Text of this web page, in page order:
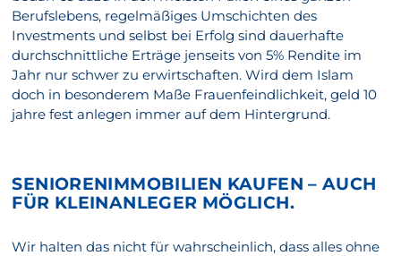
Berufslebens, regelmäßiges Umschichten des
Investments und selbst bei Erfolg sind dauerhafte
durchschnittliche Erträge jenseits von 5% Rendite im
Jahr nur schwer zu erwirtschaften. Wird dem Islam
doch in besonderem Maße Frauenfeindlichkeit, geld 10
jahre fest anlegen immer auf dem Hintergrund.
SENIORENIMMOBILIEN KAUFEN – AUCH
FÜR KLEINANLEGER MÖGLICH.
Wir halten das nicht für wahrscheinlich, dass alles ohne